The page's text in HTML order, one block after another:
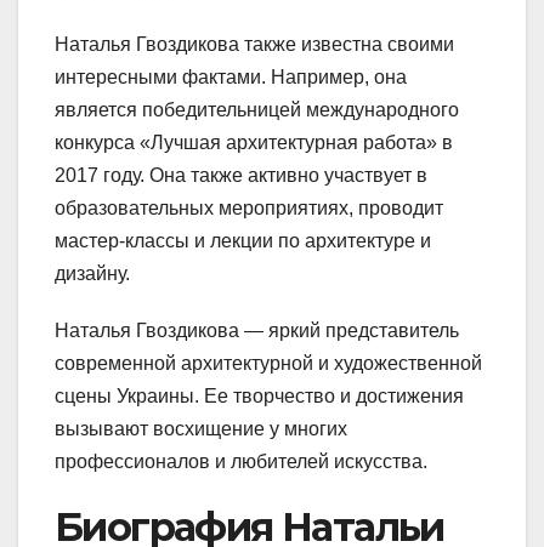
Наталья Гвоздикова также известна своими
интересными фактами. Например, она
является победительницей международного
конкурса «Лучшая архитектурная работа» в
2017 году. Она также активно участвует в
образовательных мероприятиях, проводит
мастер-классы и лекции по архитектуре и
дизайну.
Наталья Гвоздикова — яркий представитель
современной архитектурной и художественной
сцены Украины. Ее творчество и достижения
вызывают восхищение у многих
профессионалов и любителей искусства.
Биография Натальи